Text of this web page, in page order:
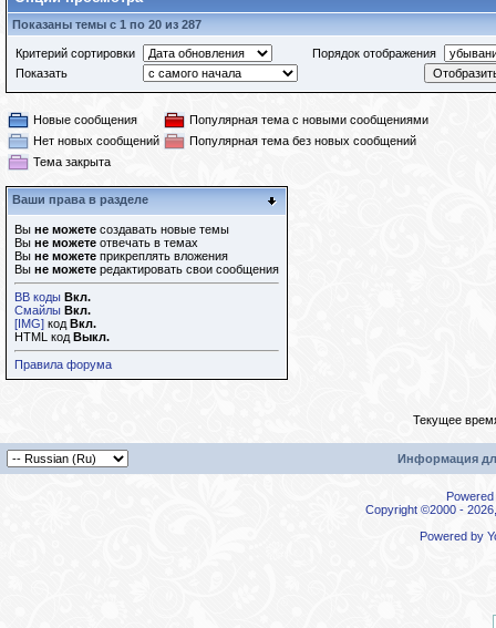
Показаны темы с 1 по 20 из 287
Критерий сортировки
Порядок отображения
Показать
Новые сообщения
Популярная тема с новыми сообщениями
Нет новых сообщений
Популярная тема без новых сообщений
Тема закрыта
Ваши права в разделе
Вы не можете создавать новые темы
Вы не можете отвечать в темах
Вы не можете прикреплять вложения
Вы не можете редактировать свои сообщения
BB коды Вкл.
Смайлы Вкл.
[IMG] код Вкл.
HTML код Выкл.
Правила форума
Текущее
Информация
Copyright ©2000 -
Powered by